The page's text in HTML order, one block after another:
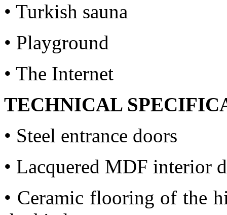
• Turkish sauna
• Playground
• The Internet
TECHNICAL
• Steel entrance doors
• Lacquered MDF interior
• Ceramic flooring of the